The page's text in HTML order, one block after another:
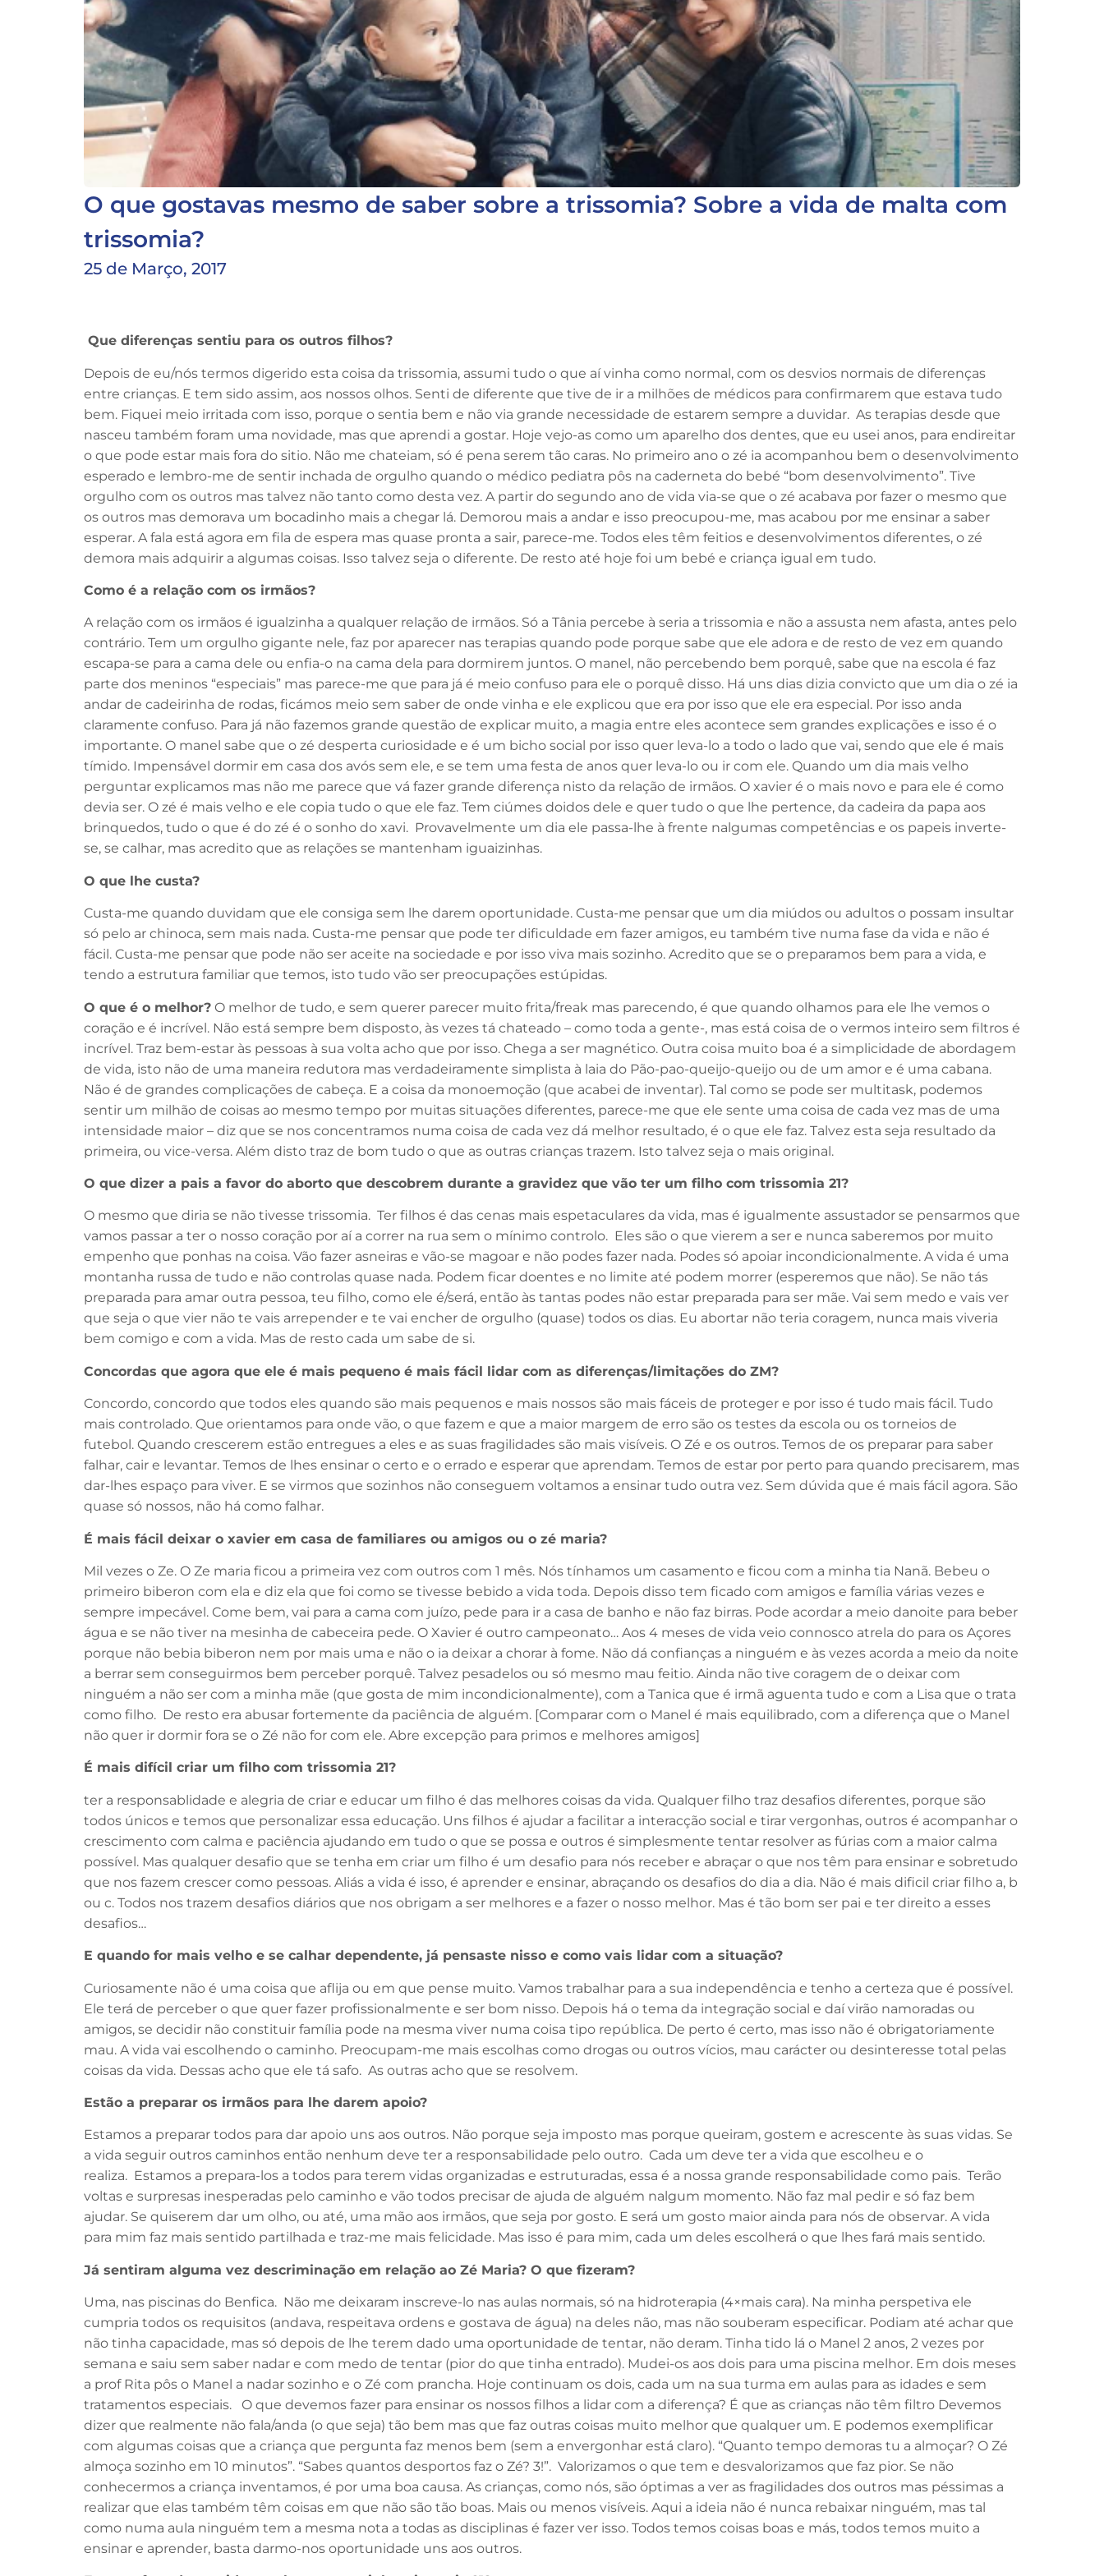
O que gostavas mesmo de saber sobre a trissomia? Sobre a vida de malta com
trissomia?
25 de Março, 2017
Que diferenças sentiu para os outros filhos?
Depois de eu/nós termos digerido esta coisa da trissomia, assumi tudo o que aí vinha como normal, com os desvios normais de diferenças
entre crianças. E tem sido assim, aos nossos olhos. Senti de diferente que tive de ir a milhões de médicos para confirmarem que estava tudo
bem. Fiquei meio irritada com isso, porque o sentia bem e não via grande necessidade de estarem sempre a duvidar. As terapias desde que
nasceu também foram uma novidade, mas que aprendi a gostar. Hoje vejo-as como um aparelho dos dentes, que eu usei anos, para endireitar
o que pode estar mais fora do sitio. Não me chateiam, só é pena serem tão caras. No primeiro ano o zé ia acompanhou bem o desenvolvimento
esperado e lembro-me de sentir inchada de orgulho quando o médico pediatra pôs na caderneta do bebé “bom desenvolvimento”. Tive
orgulho com os outros mas talvez não tanto como desta vez. A partir do segundo ano de vida via-se que o zé acabava por fazer o mesmo que
os outros mas demorava um bocadinho mais a chegar lá. Demorou mais a andar e isso preocupou-me, mas acabou por me ensinar a saber
esperar. A fala está agora em fila de espera mas quase pronta a sair, parece-me. Todos eles têm feitios e desenvolvimentos diferentes, o zé
demora mais adquirir a algumas coisas. Isso talvez seja o diferente. De resto até hoje foi um bebé e criança igual em tudo.
Como é a relação com os irmãos?
A relação com os irmãos é igualzinha a qualquer relação de irmãos. Só a Tânia percebe à seria a trissomia e não a assusta nem afasta, antes pelo
contrário. Tem um orgulho gigante nele, faz por aparecer nas terapias quando pode porque sabe que ele adora e de resto de vez em quando
escapa-se para a cama dele ou enfia-o na cama dela para dormirem juntos. O manel, não percebendo bem porquê, sabe que na escola é faz
parte dos meninos “especiais” mas parece-me que para já é meio confuso para ele o porquê disso. Há uns dias dizia convicto que um dia o zé ia
andar de cadeirinha de rodas, ficámos meio sem saber de onde vinha e ele explicou que era por isso que ele era especial. Por isso anda
claramente confuso. Para já não fazemos grande questão de explicar muito, a magia entre eles acontece sem grandes explicações e isso é o
importante. O manel sabe que o zé desperta curiosidade e é um bicho social por isso quer leva-lo a todo o lado que vai, sendo que ele é mais
tímido. Impensável dormir em casa dos avós sem ele, e se tem uma festa de anos quer leva-lo ou ir com ele. Quando um dia mais velho
perguntar explicamos mas não me parece que vá fazer grande diferença nisto da relação de irmãos. O xavier é o mais novo e para ele é como
devia ser. O zé é mais velho e ele copia tudo o que ele faz. Tem ciúmes doidos dele e quer tudo o que lhe pertence, da cadeira da papa aos
brinquedos, tudo o que é do zé é o sonho do xavi. Provavelmente um dia ele passa-lhe à frente nalgumas competências e os papeis inverte-
se, se calhar, mas acredito que as relações se mantenham iguaizinhas.
O que lhe custa?
Custa-me quando duvidam que ele consiga sem lhe darem oportunidade. Custa-me pensar que um dia miúdos ou adultos o possam insultar
só pelo ar chinoca, sem mais nada. Custa-me pensar que pode ter dificuldade em fazer amigos, eu também tive numa fase da vida e não é
fácil. Custa-me pensar que pode não ser aceite na sociedade e por isso viva mais sozinho. Acredito que se o preparamos bem para a vida, e
tendo a estrutura familiar que temos, isto tudo vão ser preocupações estúpidas.
O que é o melhor? O melhor de tudo, e sem querer parecer muito frita/freak mas parecendo, é que quando olhamos para ele lhe vemos o
coração e é incrível. Não está sempre bem disposto, às vezes tá chateado – como toda a gente-, mas está coisa de o vermos inteiro sem filtros é
incrível. Traz bem-estar às pessoas à sua volta acho que por isso. Chega a ser magnético. Outra coisa muito boa é a simplicidade de abordagem
de vida, isto não de uma maneira redutora mas verdadeiramente simplista à laia do Pão-pao-queijo-queijo ou de um amor e é uma cabana.
Não é de grandes complicações de cabeça. E a coisa da monoemoção (que acabei de inventar). Tal como se pode ser multitask, podemos
sentir um milhão de coisas ao mesmo tempo por muitas situações diferentes, parece-me que ele sente uma coisa de cada vez mas de uma
intensidade maior – diz que se nos concentramos numa coisa de cada vez dá melhor resultado, é o que ele faz. Talvez esta seja resultado da
primeira, ou vice-versa. Além disto traz de bom tudo o que as outras crianças trazem. Isto talvez seja o mais original.
O que dizer a pais a favor do aborto que descobrem durante a gravidez que vão ter um filho com trissomia 21?
O mesmo que diria se não tivesse trissomia. Ter filhos é das cenas mais espetaculares da vida, mas é igualmente assustador se pensarmos que
vamos passar a ter o nosso coração por aí a correr na rua sem o mínimo controlo. Eles são o que vierem a ser e nunca saberemos por muito
empenho que ponhas na coisa. Vão fazer asneiras e vão-se magoar e não podes fazer nada. Podes só apoiar incondicionalmente. A vida é uma
montanha russa de tudo e não controlas quase nada. Podem ficar doentes e no limite até podem morrer (esperemos que não). Se não tás
preparada para amar outra pessoa, teu filho, como ele é/será, então às tantas podes não estar preparada para ser mãe. Vai sem medo e vais ver
que seja o que vier não te vais arrepender e te vai encher de orgulho (quase) todos os dias. Eu abortar não teria coragem, nunca mais viveria
bem comigo e com a vida. Mas de resto cada um sabe de si.
Concordas que agora que ele é mais pequeno é mais fácil lidar com as diferenças/limitações do ZM?
Concordo, concordo que todos eles quando são mais pequenos e mais nossos são mais fáceis de proteger e por isso é tudo mais fácil. Tudo
mais controlado. Que orientamos para onde vão, o que fazem e que a maior margem de erro são os testes da escola ou os torneios de
futebol. Quando crescerem estão entregues a eles e as suas fragilidades são mais visíveis. O Zé e os outros. Temos de os preparar para saber
falhar, cair e levantar. Temos de lhes ensinar o certo e o errado e esperar que aprendam. Temos de estar por perto para quando precisarem, mas
dar-lhes espaço para viver. E se virmos que sozinhos não conseguem voltamos a ensinar tudo outra vez. Sem dúvida que é mais fácil agora. São
quase só nossos, não há como falhar.
É mais fácil deixar o xavier em casa de familiares ou amigos ou o zé maria?
Mil vezes o Ze. O Ze maria ficou a primeira vez com outros com 1 mês. Nós tínhamos um casamento e ficou com a minha tia Nanã. Bebeu o
primeiro biberon com ela e diz ela que foi como se tivesse bebido a vida toda. Depois disso tem ficado com amigos e família várias vezes e
sempre impecável. Come bem, vai para a cama com juízo, pede para ir a casa de banho e não faz birras. Pode acordar a meio danoite para beber
água e se não tiver na mesinha de cabeceira pede. O Xavier é outro campeonato… Aos 4 meses de vida veio connosco atrela do para os Açores
porque não bebia biberon nem por mais uma e não o ia deixar a chorar à fome. Não dá confianças a ninguém e às vezes acorda a meio da noite
a berrar sem conseguirmos bem perceber porquê. Talvez pesadelos ou só mesmo mau feitio. Ainda não tive coragem de o deixar com
ninguém a não ser com a minha mãe (que gosta de mim incondicionalmente), com a Tanica que é irmã aguenta tudo e com a Lisa que o trata
como filho. De resto era abusar fortemente da paciência de alguém. [Comparar com o Manel é mais equilibrado, com a diferença que o Manel
não quer ir dormir fora se o Zé não for com ele. Abre excepção para primos e melhores amigos]
É mais difícil criar um filho com trissomia 21?
ter a responsablidade e alegria de criar e educar um filho é das melhores coisas da vida. Qualquer filho traz desafios diferentes, porque são
todos únicos e temos que personalizar essa educação. Uns filhos é ajudar a facilitar a interacção social e tirar vergonhas, outros é acompanhar o
crescimento com calma e paciência ajudando em tudo o que se possa e outros é simplesmente tentar resolver as fúrias com a maior calma
possível. Mas qualquer desafio que se tenha em criar um filho é um desafio para nós receber e abraçar o que nos têm para ensinar e sobretudo
que nos fazem crescer como pessoas. Aliás a vida é isso, é aprender e ensinar, abraçando os desafios do dia a dia. Não é mais dificil criar filho a, b
ou c. Todos nos trazem desafios diários que nos obrigam a ser melhores e a fazer o nosso melhor. Mas é tão bom ser pai e ter direito a esses
desafios…
E quando for mais velho e se calhar dependente, já pensaste nisso e como vais lidar com a situação?
Curiosamente não é uma coisa que aflija ou em que pense muito. Vamos trabalhar para a sua independência e tenho a certeza que é possível.
Ele terá de perceber o que quer fazer profissionalmente e ser bom nisso. Depois há o tema da integração social e daí virão namoradas ou
amigos, se decidir não constituir família pode na mesma viver numa coisa tipo república. De perto é certo, mas isso não é obrigatoriamente
mau. A vida vai escolhendo o caminho. Preocupam-me mais escolhas como drogas ou outros vícios, mau carácter ou desinteresse total pelas
coisas da vida. Dessas acho que ele tá safo. As outras acho que se resolvem.
Estão a preparar os irmãos para lhe darem apoio?
Estamos a preparar todos para dar apoio uns aos outros. Não porque seja imposto mas porque queiram, gostem e acrescente às suas vidas. Se
a vida seguir outros caminhos então nenhum deve ter a responsabilidade pelo outro. Cada um deve ter a vida que escolheu e o
realiza. Estamos a prepara-los a todos para terem vidas organizadas e estruturadas, essa é a nossa grande responsabilidade como pais. Terão
voltas e surpresas inesperadas pelo caminho e vão todos precisar de ajuda de alguém nalgum momento. Não faz mal pedir e só faz bem
ajudar. Se quiserem dar um olho, ou até, uma mão aos irmãos, que seja por gosto. E será um gosto maior ainda para nós de observar. A vida
para mim faz mais sentido partilhada e traz-me mais felicidade. Mas isso é para mim, cada um deles escolherá o que lhes fará mais sentido.
Já sentiram alguma vez descriminação em relação ao Zé Maria? O que fizeram?
Uma, nas piscinas do Benfica. Não me deixaram inscreve-lo nas aulas normais, só na hidroterapia (4×mais cara). Na minha perspetiva ele
cumpria todos os requisitos (andava, respeitava ordens e gostava de água) na deles não, mas não souberam especificar. Podiam até achar que
não tinha capacidade, mas só depois de lhe terem dado uma oportunidade de tentar, não deram. Tinha tido lá o Manel 2 anos, 2 vezes por
semana e saiu sem saber nadar e com medo de tentar (pior do que tinha entrado). Mudei-os aos dois para uma piscina melhor. Em dois meses
a prof Rita pôs o Manel a nadar sozinho e o Zé com prancha. Hoje continuam os dois, cada um na sua turma em aulas para as idades e sem
tratamentos especiais. O que devemos fazer para ensinar os nossos filhos a lidar com a diferença? É que as crianças não têm filtro Devemos
dizer que realmente não fala/anda (o que seja) tão bem mas que faz outras coisas muito melhor que qualquer um. E podemos exemplificar
com algumas coisas que a criança que pergunta faz menos bem (sem a envergonhar está claro). “Quanto tempo demoras tu a almoçar? O Zé
almoça sozinho em 10 minutos”. “Sabes quantos desportos faz o Zé? 3!”. Valorizamos o que tem e desvalorizamos que faz pior. Se não
conhecermos a criança inventamos, é por uma boa causa. As crianças, como nós, são óptimas a ver as fragilidades dos outros mas péssimas a
realizar que elas também têm coisas em que não são tão boas. Mais ou menos visíveis. Aqui a ideia não é nunca rebaixar ninguém, mas tal
como numa aula ninguém tem a mesma nota a todas as disciplinas é fazer ver isso. Todos temos coisas boas e más, todos temos muito a
ensinar e aprender, basta darmo-nos oportunidade uns aos outros.